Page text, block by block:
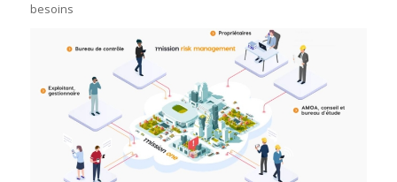
besoins